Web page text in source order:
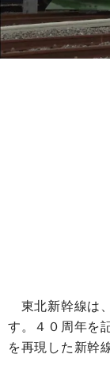
東北新幹線は
す。４０周年を
を再現した新幹